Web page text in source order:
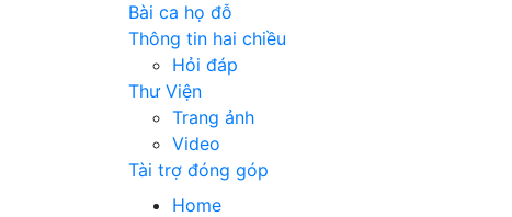
Bài ca họ đỗ
Thông tin hai chiều
Hỏi đáp
Thư Viện
Trang ảnh
Video
Tài trợ đóng góp
Home